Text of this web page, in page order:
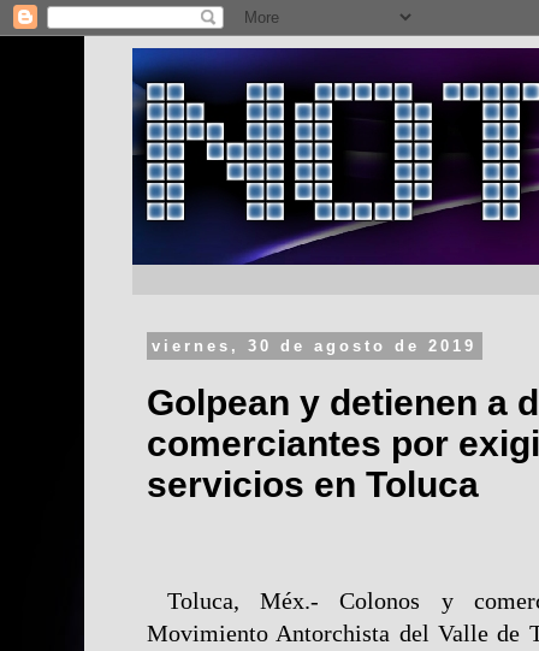
viernes, 30 de agosto de 2019
Golpean y detienen a
comerciantes por
servicios en Toluca
Toluca, Méx.- Colonos y
Movimiento Antorchista del Valle de